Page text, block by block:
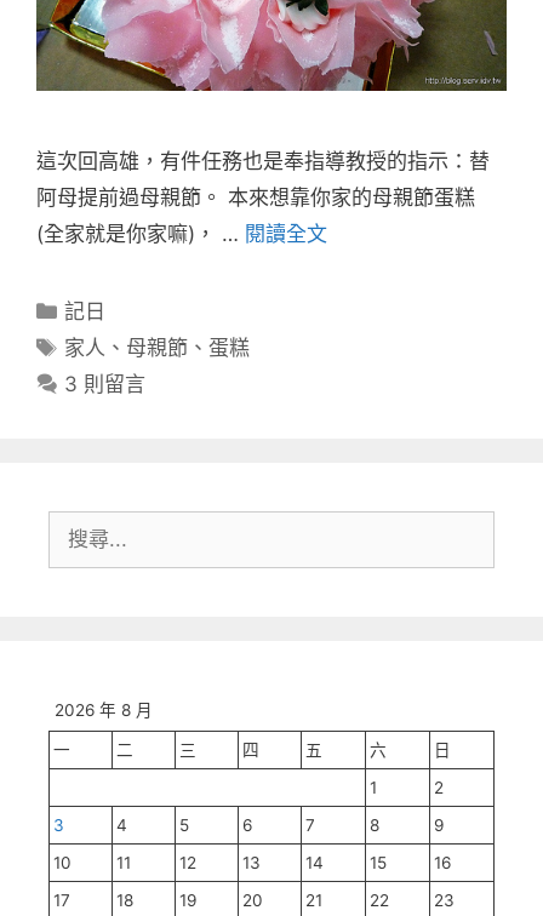
這次回高雄，有件任務也是奉指導教授的指示：替
阿母提前過母親節。 本來想靠你家的母親節蛋糕
(全家就是你家嘛)， … 閱讀全文
分
類
記日
標
籤
家人 、 母親節 、蛋糕
3 則留言
尋:
2026 年 8 月
一 二 三 四 五 六
日
1
2
3
4 5 6 7 8
9
10
11 12 13 14 15
16
17
18 19 20 21 22
23